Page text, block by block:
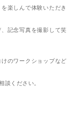
楽しんで体験いただき
記念写真を撮影して笑
のワークショップなど
談ください。